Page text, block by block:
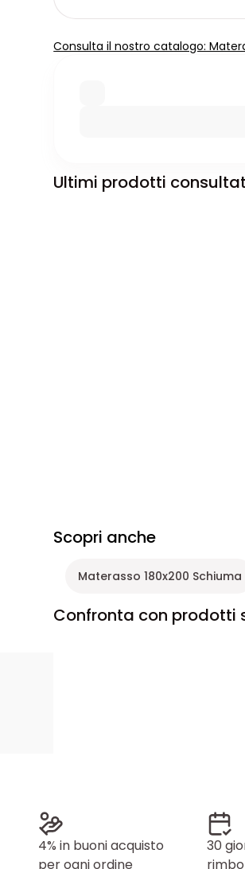
Consulta il nostro catalogo:
Ultimi prodotti
Scopri anche
Materasso 180x200 Schiuma
Confronta con prodotti
4% in buoni acquisto
per ogni ordine
30